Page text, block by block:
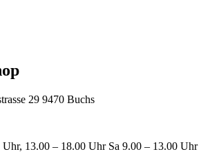
29 9470 Buchs
13.00 – 18.00 Uhr Sa 9.00 – 13.00 Uhr